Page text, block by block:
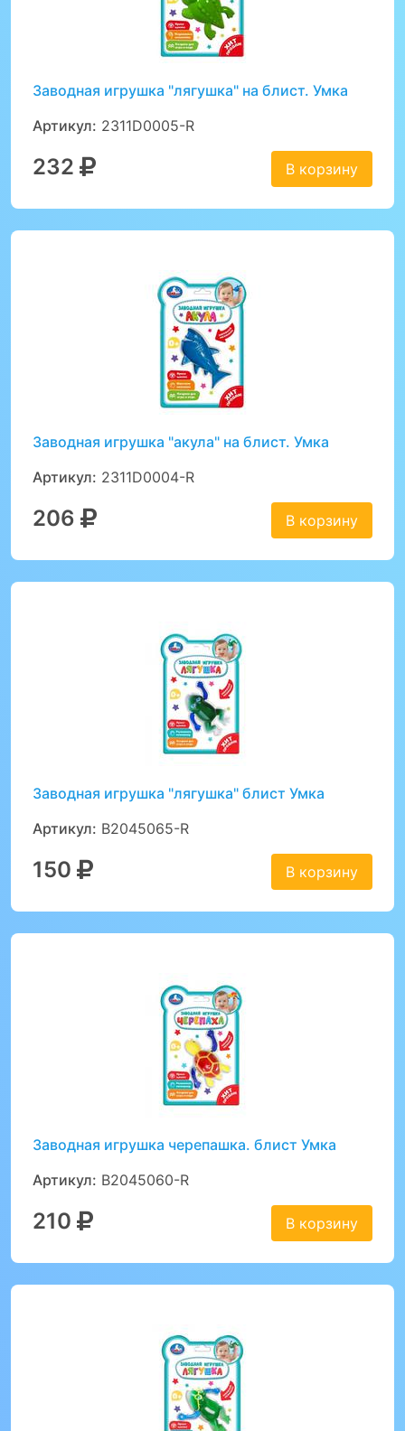
Заводная игрушка "лягушка" на блист. Умка
Артикул: 2311D0005-R
232 В корзину
Заводная игрушка "акула" на блист. Умка
Артикул: 2311D0004-R
206 В корзину
Заводная игрушка "лягушка" блист Умка
Артикул: B2045065-R
150 В корзину
Заводная игрушка черепашка. блист Умка
Артикул: B2045060-R
210 В корзину